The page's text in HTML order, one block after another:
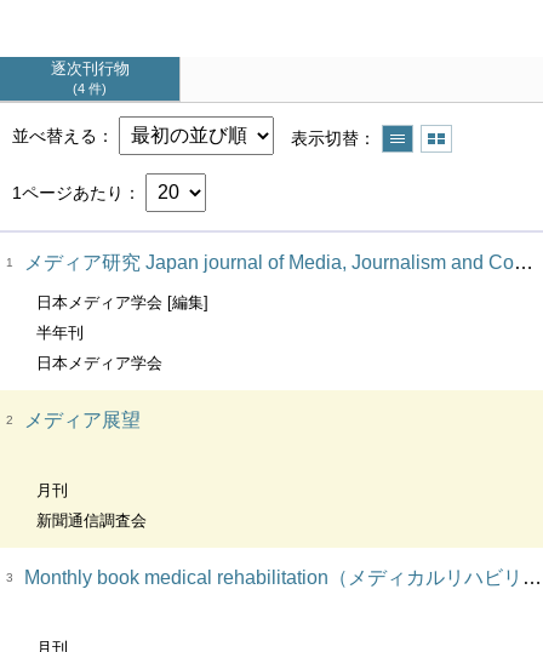
逐次刊行物
4 件
並べ替える 表示切替
1ページあたり
1 メディア研究 Japan journal of Media, Journalism and Communication Studies
日本メディア学会 [編集]
半年刊
日本メディア学会
2 メディア展望
月刊
新聞通信調査会
3 Monthly book medical rehabilitation（メディカルリハビリテーション）
月刊